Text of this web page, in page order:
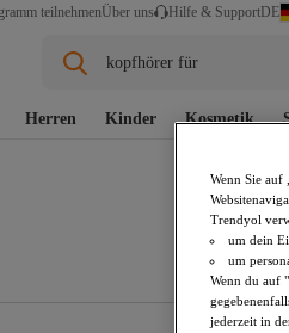
teilnehmenÜber uns Hilfe & SupportDE
kopfhörer für
Herren Kinder Kosmetik
Wenn Sie auf
Trendyol
um dein
um
Wenn du auf
jederzeit in